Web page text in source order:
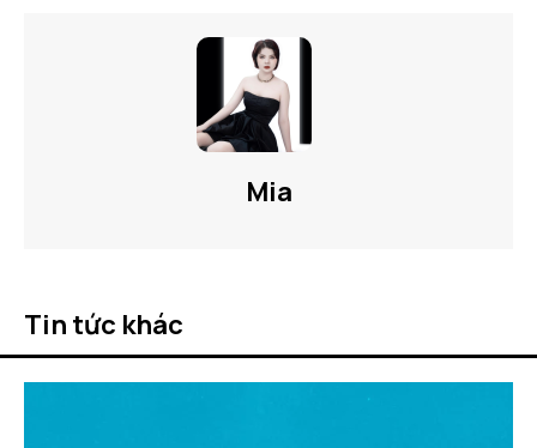
Mia
Tin tức khác